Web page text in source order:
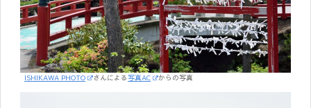
ISHIKAWA PHOTO さんによる写真AC からの写真